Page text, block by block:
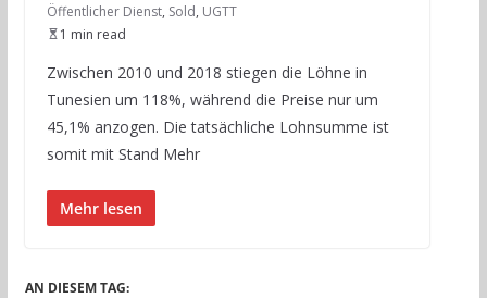
Öffentlicher Dienst, Sold, UGTT
1 min read
Zwischen 2010 und 2018 stiegen die Löhne in
Tunesien um 118%, während die Preise nur um
45,1% anzogen. Die tatsächliche Lohnsumme ist
somit mit Stand Mehr
Mehr lesen
AN DIESEM TAG: